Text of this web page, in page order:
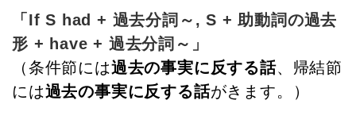
「If S had + 過去分詞～, S + 助動詞の過去
形 + have + 過去分詞～」
（条件節には過去の事実に反する話、帰結節
には過去の事実に反する話がきます。）